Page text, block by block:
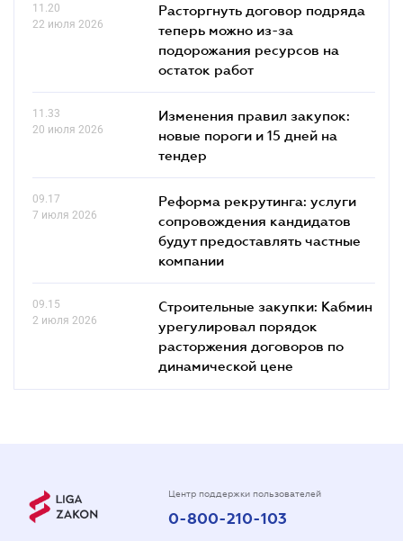
11.20
22 июля 2026
Расторгнуть договор подряда
теперь можно из-за
подорожания ресурсов на
остаток работ
11.33
20 июля 2026
Изменения правил закупок:
новые пороги и 15 дней на
тендер
09.17
7 июля 2026
Реформа рекрутинга: услуги
сопровождения кандидатов
будут предоставлять частные
компании
09.15
2 июля 2026
Строительные закупки: Кабмин
урегулировал порядок
расторжения договоров по
динамической цене
Центр поддержки пользователей
0-800-210-103